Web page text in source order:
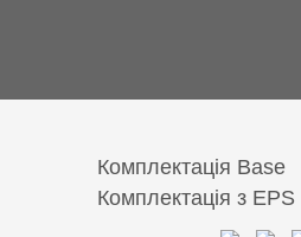
Комплектація Base
Комплектація з EPS